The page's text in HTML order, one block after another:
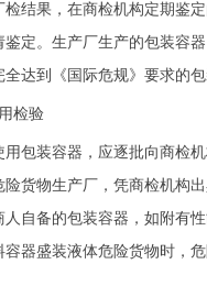
结果，在商检机构定期鉴
鉴定。生产厂生产的包装容
达到《国际危规》要求的
检验
包装容器，应逐批向商检
险货物生产厂，凭商检机构
自备的包装容器，如附有
容器盛装液体危险货物时，